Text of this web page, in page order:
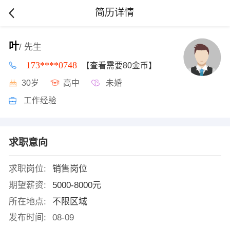
简历详情
叶/ 先生
173****0748 【查看需要80金币】
30岁 高中 未婚
工作经验
求职意向
求职岗位:
销售岗位
期望薪资:
5000-8000元
所在地点:
不限区域
发布时间:
08-09